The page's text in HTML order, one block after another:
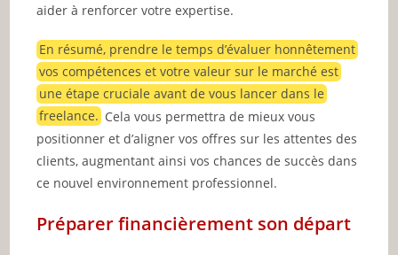
aider à renforcer votre expertise.
En résumé, prendre le temps d’évaluer honnêtement
vos compétences et votre valeur sur le marché est
une étape cruciale avant de vous lancer dans le
freelance. Cela vous permettra de mieux vous
positionner et d’aligner vos offres sur les attentes des
clients, augmentant ainsi vos chances de succès dans
ce nouvel environnement professionnel.
Préparer financièrement son départ